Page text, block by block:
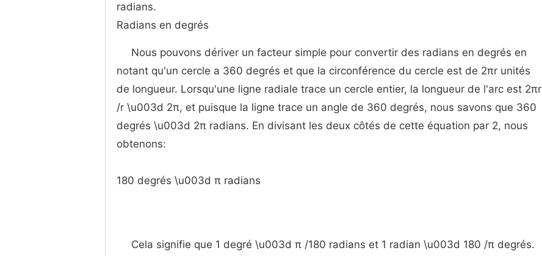
radians.
Radians en degrés
Nous pouvons dériver un facteur simple pour convertir des radians en degrés en
notant qu'un cercle a 360 degrés et que la circonférence du cercle est de 2πr unités
de longueur. Lorsqu'une ligne radiale trace un cercle entier, la longueur de l'arc est 2πr
/r \u003d 2π, et puisque la ligne trace un angle de 360 degrés, nous savons que 360
degrés \u003d 2π radians. En divisant les deux côtés de cette équation par 2, nous
obtenons:
180 degrés \u003d π radians
Cela signifie que 1 degré \u003d π /180 radians et 1 radian \u003d 180 /π degrés.